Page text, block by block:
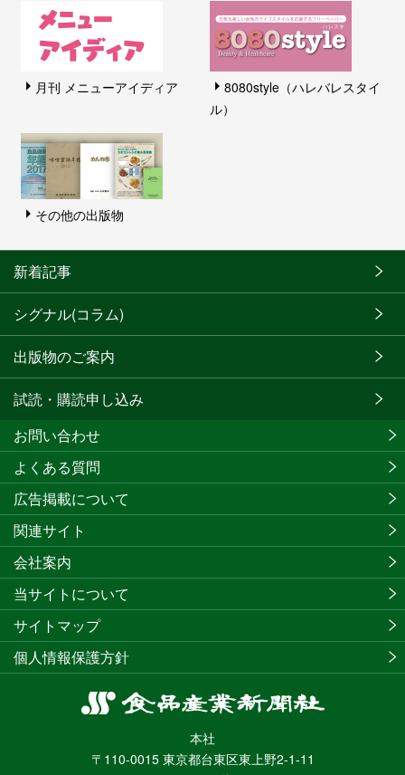
月刊 メニューアイディア
8080style（ハレバレスタイ
ル）
その他の出版物
新着記事
シグナル(コラム)
出版物のご案内
試読・購読申し込み
食
産
業
本社
〒110-0015 東京都台東区東上野2-1-11
お問い合わせ
よくある質問
広告掲載について
関連サイト
会社案内
当サイトについて
サイトマップ
個人情報保護方針